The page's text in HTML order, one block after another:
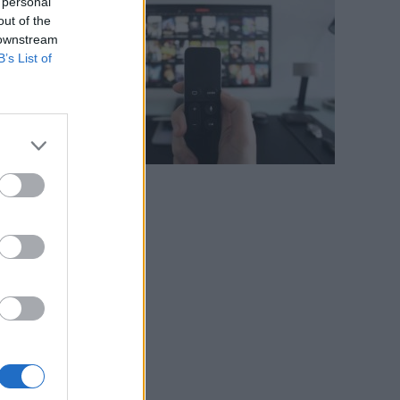
of the
List of